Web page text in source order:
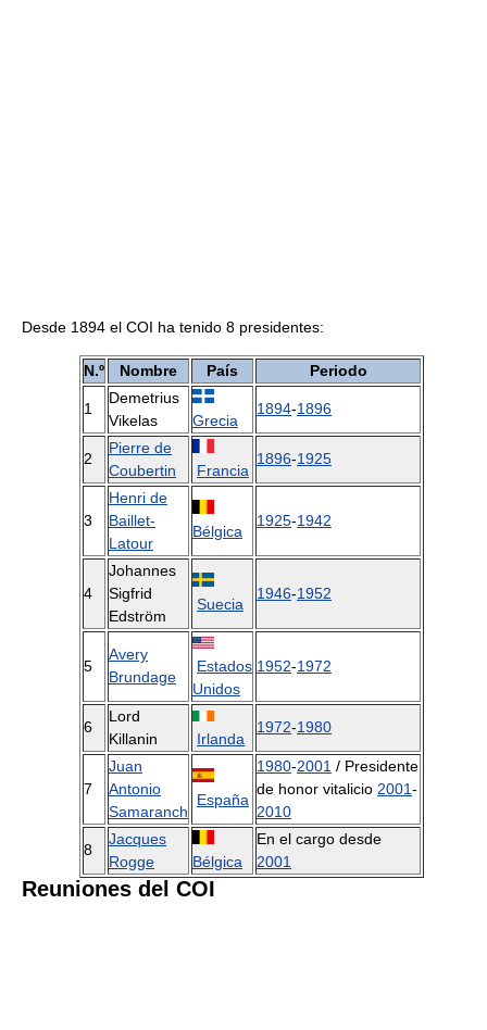
Desde 1894 el COI ha tenido 8 presidentes:
N.º Nombre País Periodo
1
Demetrius
Vikelas
Grecia
1894-1896
2
Pierre de
Coubertin
Francia
1896-1925
3
Henri de
Baillet-
Latour
Bélgica
1925-1942
4
Johannes
Sigfrid
Edström
Suecia
1946-1952
5
Avery
Brundage
Estados
Unidos
1952-1972
6
Lord
Killanin
Irlanda
1972-1980
7
Juan
Antonio
Samaranch
España
1980-2001 / Presidente
de honor vitalicio 2001-
2010
8
Jacques
Rogge
Bélgica
En el cargo desde
2001
Reuniones del COI